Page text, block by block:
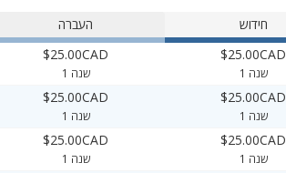
העברה חידוש
$25.00CAD
1 שנה
$25.00CAD
1 שנה
$25.00CAD
1 שנה
$25.00CAD
1 שנה
$25.00CAD
1 שנה
$25.00CAD
1 שנה